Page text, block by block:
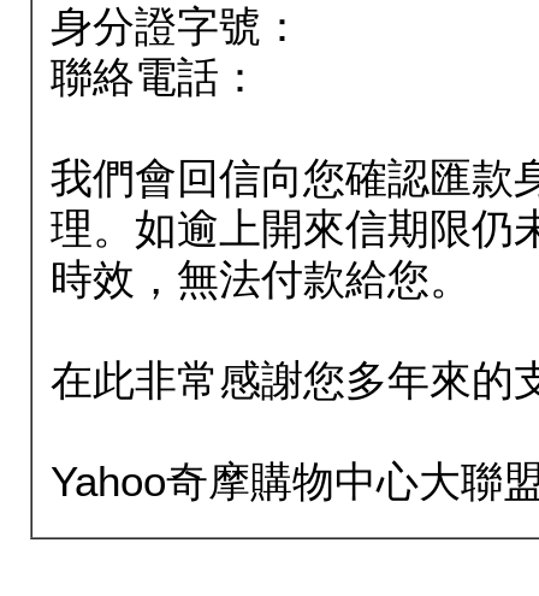
身分證字號：
聯絡電話：
我們會回信向您確認匯款
理。如逾上開來信期限仍
時效，無法付款給您。
在此非常感謝您多年來的
Yahoo奇摩購物中心大